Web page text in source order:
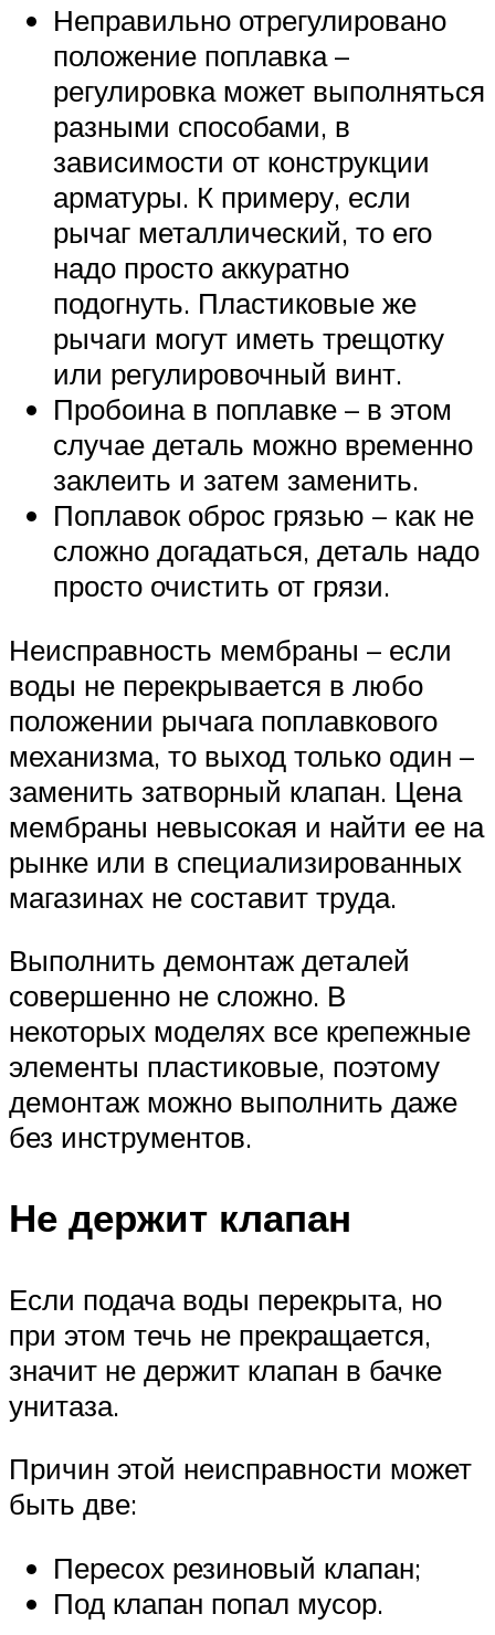
Неправильно отрегулировано
положение поплавка –
регулировка может выполняться
разными способами, в
зависимости от конструкции
арматуры. К примеру, если
рычаг металлический, то его
надо просто аккуратно
подогнуть. Пластиковые же
рычаги могут иметь трещотку
или регулировочный винт.
Пробоина в поплавке – в этом
случае деталь можно временно
заклеить и затем заменить.
Поплавок оброс грязью – как не
сложно догадаться, деталь надо
просто очистить от грязи.
Неисправность мембраны – если
воды не перекрывается в любо
положении рычага поплавкового
механизма, то выход только один –
заменить затворный клапан. Цена
мембраны невысокая и найти ее на
рынке или в специализированных
магазинах не составит труда.
Выполнить демонтаж деталей
совершенно не сложно. В
некоторых моделях все крепежные
элементы пластиковые, поэтому
демонтаж можно выполнить даже
без инструментов.
Не держит клапан
Если подача воды перекрыта, но
при этом течь не прекращается,
значит не держит клапан в бачке
унитаза.
Причин этой неисправности может
быть две:
Пересох резиновый клапан;
Под клапан попал мусор.